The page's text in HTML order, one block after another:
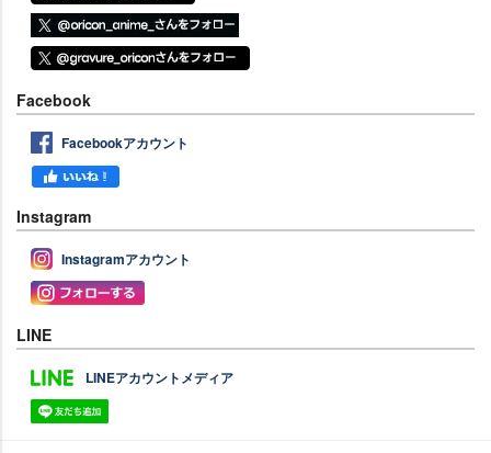
Facebook
Facebookアカウント
Instagram
Instagramアカウント
LINE
LINEアカウントメディア